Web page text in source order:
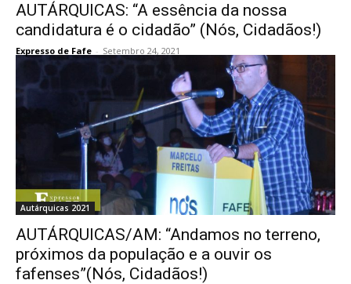
AUTÁRQUICAS: “A essência da nossa
candidatura é o cidadão” (Nós, Cidadãos!)
Expresso de Fafe - Setembro 24, 2021
Autárquicas 2021
AUTÁRQUICAS/AM: “Andamos no terreno,
próximos da população e a ouvir os
fafenses”(Nós, Cidadãos!)